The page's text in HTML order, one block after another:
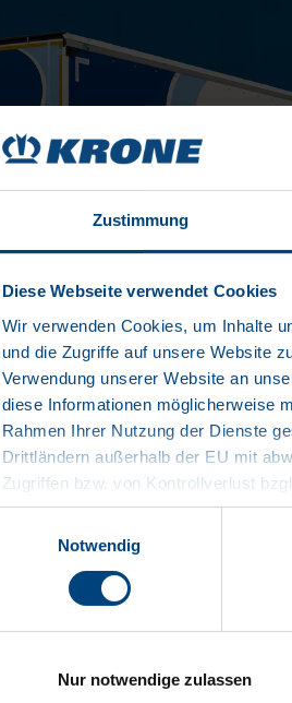
Zustimmung
Diese Webseite verwendet Cookies
Wir verwenden Cookies, um Inhalte
und die Zugriffe auf unsere Website
Verwendung unserer Website an
diese Informationen möglicherweise
Rahmen Ihrer Nutzung der Dienste
Drittländern außerhalb der EU mit
Zugriffen bzw. von Kontrollverlust
Datenschutzerklärung
Impressum
Notwendig
Nur notwendige zulassen